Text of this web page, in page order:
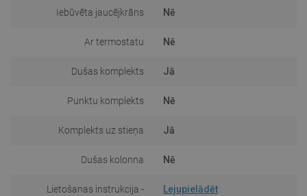
Iebūvēta jaucējkrāns Nē
Ar termostatu Nē
Dušas komplekts Jā
Punktu komplekts Nē
Komplekts uz stieņa Jā
Dušas kolonna Nē
Lietošanas instrukcija -
Lejupielādēt